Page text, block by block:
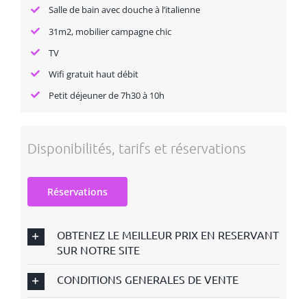
Salle de bain avec douche à l’italienne
31m2, mobilier campagne chic
TV
Wifi gratuit haut débit
Petit déjeuner de 7h30 à 10h
Disponibilités, tarifs et réservations
Réservations
OBTENEZ LE MEILLEUR PRIX EN RESERVANT
SUR NOTRE SITE
CONDITIONS GENERALES DE VENTE